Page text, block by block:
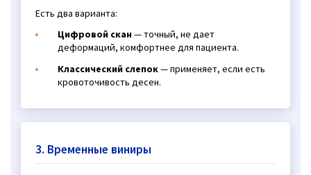
Есть два варианта:
Цифровой скан— точный, не дает
деформаций, комфортнее для пациента.
Классический слепок— применяет, если есть
кровоточивость десен.
3. Временные виниры